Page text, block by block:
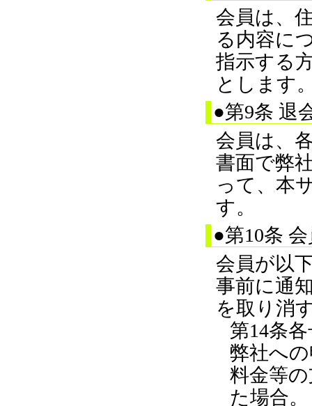
会員は、
る内容に
指示する
とします
●第9条 退
会員は、
書面で弊
って、本
す。
●第10条
会員が以
事前に通
を取り消
第14条
弊社へ
料金等
た場合。